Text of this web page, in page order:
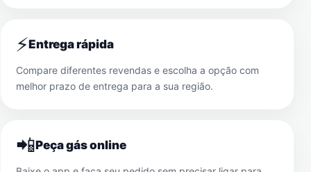
⚡Entrega rápida
Compare diferentes revendas e escolha a opção com
melhor prazo de entrega para a sua região.
📲Peça gás online